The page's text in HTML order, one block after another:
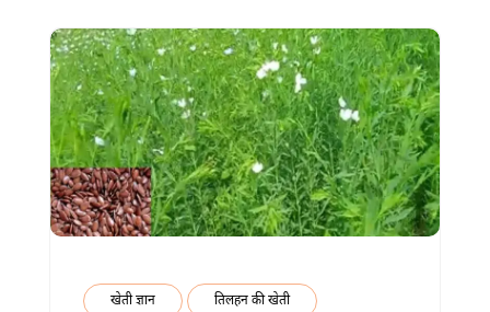
मुनाफा
में
खेती ज्ञान तिलहन की खेती